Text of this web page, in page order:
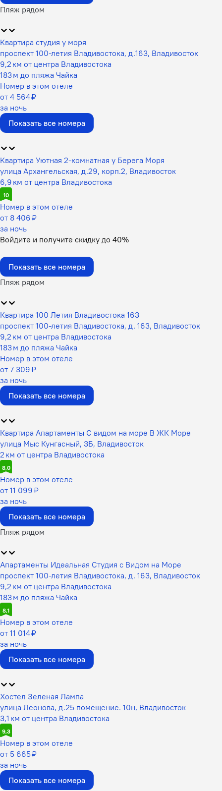
Пляж рядом
Квартира студия у моря
проспект 100-летия Владивостока, д.163, Владивосток
9,2 км от центра Владивостока
183 м до пляжа Чайка
Номер в этом отеле
от 4 564 ₽
за ночь
Показать все номера
Квартира Уютная 2-комнатная у Берега Моря
улица Архангельская, д.29, корп.2, Владивосток
6,9 км от центра Владивостока
10
Номер в этом отеле
от 8 406 ₽
за ночь
Войдите и получите скидку до 40%
Показать все номера
Пляж рядом
Квартира 100 Летия Владивостока 163
проспект 100-летия Владивостока, д. 163, Владивосток
9,2 км от центра Владивостока
183 м до пляжа Чайка
Номер в этом отеле
от 7 309 ₽
за ночь
Показать все номера
Квартира Апартаменты С видом на море В ЖК Море
улица Мыс Кунгасный, 3Б, Владивосток
2 км от центра Владивостока
8,0
Номер в этом отеле
от 11 099 ₽
за ночь
Показать все номера
Пляж рядом
Апартаменты Идеальная Студия с Видом на Море
проспект 100-летия Владивостока, д. 163, Владивосток
9,2 км от центра Владивостока
183 м до пляжа Чайка
8,1
Номер в этом отеле
от 11 014 ₽
за ночь
Показать все номера
Хостел Зеленая Лампа
улица Леонова, д.25 помещение. 10н, Владивосток
3,1 км от центра Владивостока
9,3
Номер в этом отеле
от 5 665 ₽
за ночь
Показать все номера